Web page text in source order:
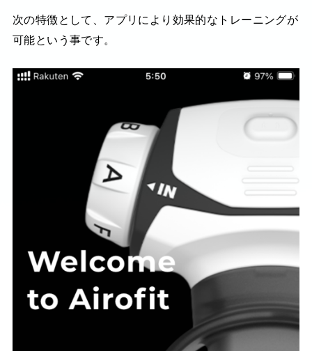
次の特徴として、アプリにより効果的なトレーニングが
可能という事です。